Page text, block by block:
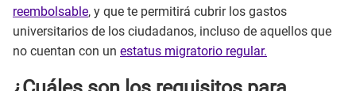
reembolsable, y que te permitirá cubrir los gastos
universitarios de los ciudadanos, incluso de aquellos que
no cuentan con un estatus migratorio regular.